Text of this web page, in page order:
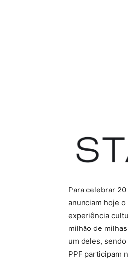
Para celebrar
anunciam hoje
experiência
milhão de
um deles,
PPF participam